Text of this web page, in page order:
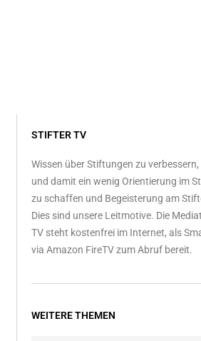
STIFTER TV
Wissen über Stiftungen zu
und damit ein wenig Orientierung im
zu schaffen und Begeisterung am
Dies sind unsere Leitmotive. Die
TV steht kostenfrei im Internet, als
via Amazon FireTV zum Abruf bereit.
WEITERE THEMEN